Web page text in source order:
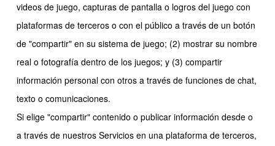
videos de juego, capturas de pantalla o logros del juego con
plataformas de terceros o con el público a través de un botón
de "compartir" en su sistema de juego; (2) mostrar su nombre
real o fotografía dentro de los juegos; y (3) compartir
información personal con otros a través de funciones de chat,
texto o comunicaciones.
Si elige "compartir" contenido o publicar información desde o
a través de nuestros Servicios en una plataforma de terceros,